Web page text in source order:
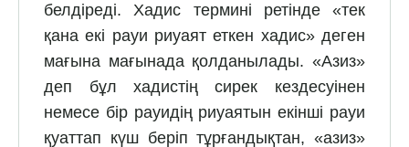
белдіреді. Хадис термині ретінде «тек
қана екі рауи риуаят еткен хадис» деген
мағына мағынада қолданылады. «Азиз»
деп бұл хадистің сирек кездесуінен
немесе бір рауидің риуаятын екінші рауи
қуаттап күш беріп тұрғандықтан, «азиз»